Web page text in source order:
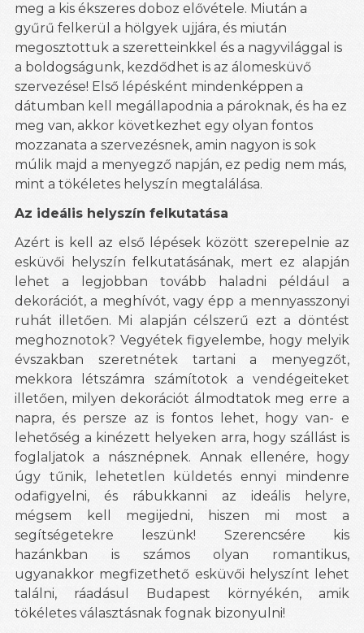
meg a kis ékszeres doboz elővétele. Miután a
gyűrű felkerül a hölgyek ujjára, és miután
megosztottuk a szeretteinkkel és a nagyvilággal is
a boldogságunk, kezdődhet is az álomesküvő
szervezése! Első lépésként mindenképpen a
dátumban kell megállapodnia a pároknak, és ha ez
meg van, akkor következhet egy olyan fontos
mozzanata a szervezésnek, amin nagyon is sok
múlik majd a menyegző napján, ez pedig nem más,
mint a tökéletes helyszín megtalálása.
Az ideális helyszín felkutatása
Azért is kell az első lépések között szerepelnie az
esküvői helyszín felkutatásának, mert ez alapján
lehet a legjobban tovább haladni például a
dekorációt, a meghívót, vagy épp a mennyasszonyi
ruhát illetően. Mi alapján célszerű ezt a döntést
meghoznotok? Vegyétek figyelembe, hogy melyik
évszakban szeretnétek tartani a menyegzőt,
mekkora létszámra számítotok a vendégeiteket
illetően, milyen dekorációt álmodtatok meg erre a
napra, és persze az is fontos lehet, hogy van- e
lehetőség a kinézett helyeken arra, hogy szállást is
foglaljatok a násznépnek. Annak ellenére, hogy
úgy tűnik, lehetetlen küldetés ennyi mindenre
odafigyelni, és rábukkanni az ideális helyre,
mégsem kell megijedni, hiszen mi most a
segítségetekre leszünk! Szerencsére kis
hazánkban is számos olyan romantikus,
ugyanakkor megfizethető esküvői helyszínt lehet
találni, ráadásul Budapest környékén, amik
tökéletes választásnak fognak bizonyulni!